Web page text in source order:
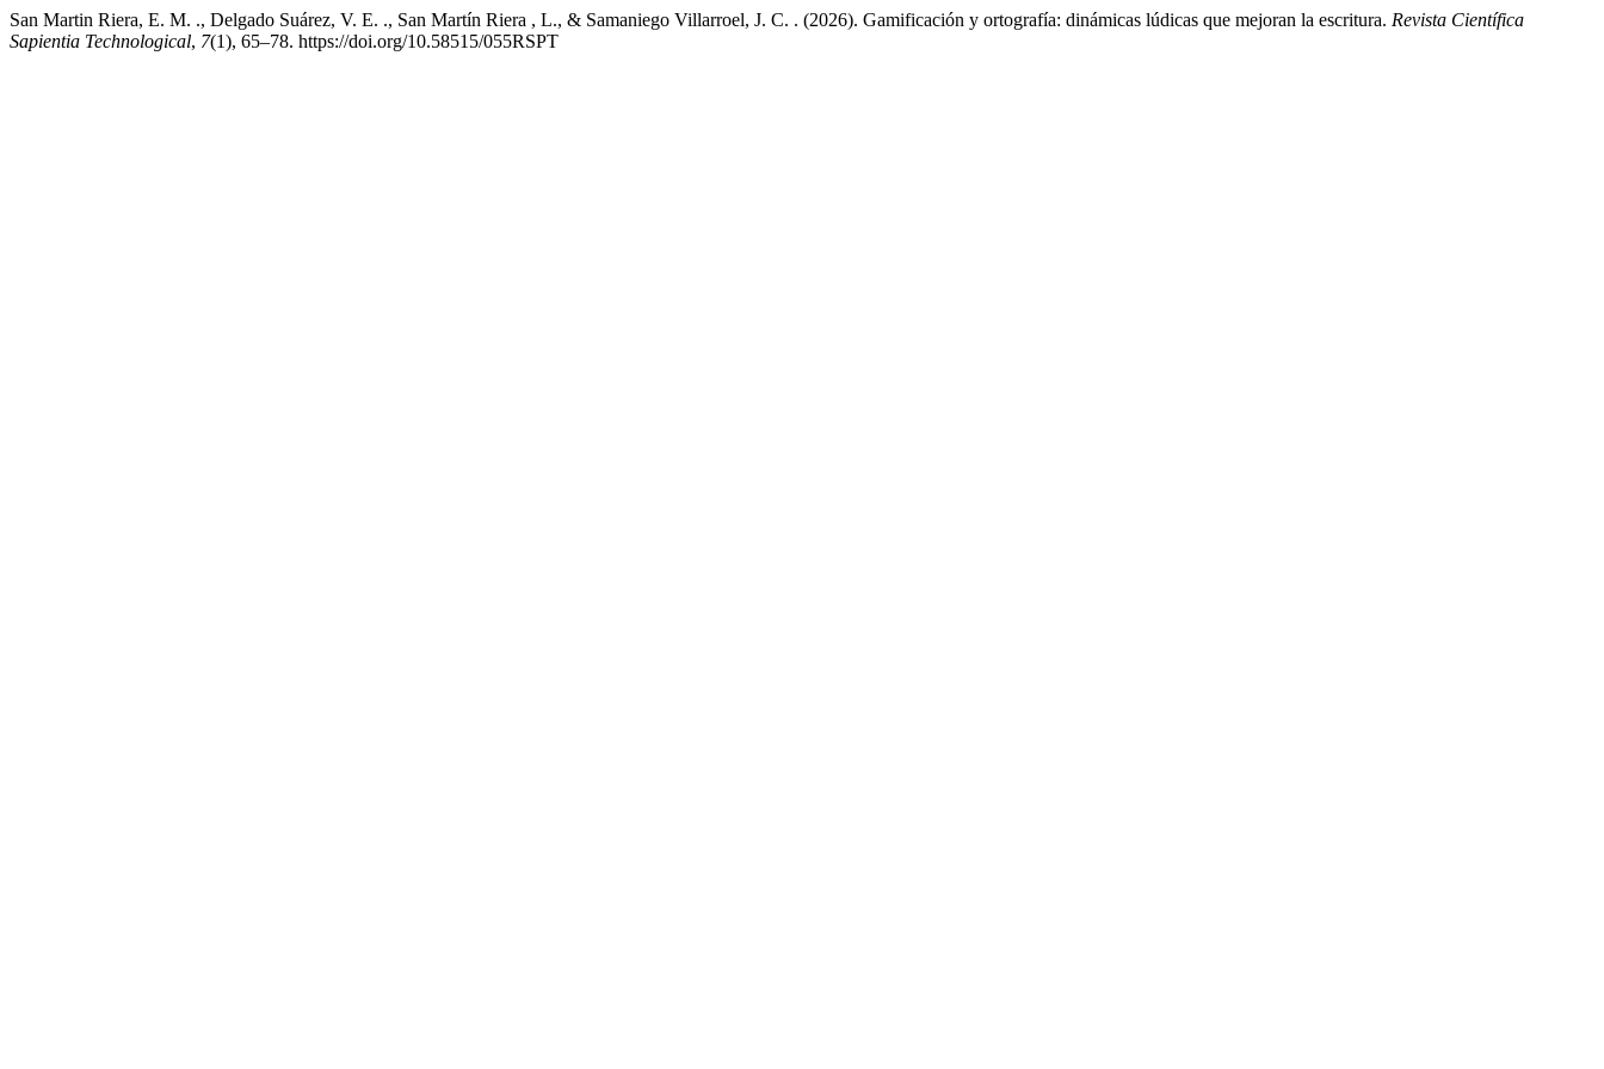
San Martin Riera, E. M. ., Delgado Suárez, V. E. ., San Martín Riera , L., & Samaniego Villarroel, J. C. . (2026). Gamificación y ortografía: dinámicas lúdicas que mejoran la escritura. Revista Científica
Sapientia Technological, 7(1), 65–78. https://doi.org/10.58515/055RSPT